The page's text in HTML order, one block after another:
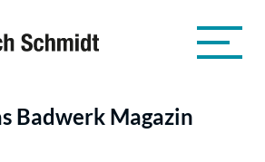
Badwerk Magazin